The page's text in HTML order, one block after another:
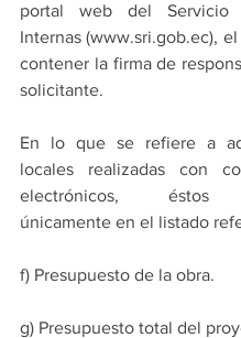
portal web del Servicio
Internas (www.sri.gob.ec),
contener la firma de
solicitante.
En lo que se refiere a
locales realizadas con
electrónicos, éstos
únicamente en el listado
f) Presupuesto de la obra.
g) Presupuesto total del